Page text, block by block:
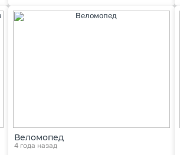
Веломопед
4 года назад